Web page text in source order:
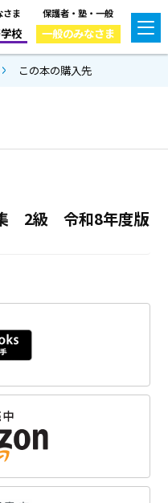
さま
校
保護者・塾・一般
一般のみなさま
この本の購入先
2級 令和8年度版